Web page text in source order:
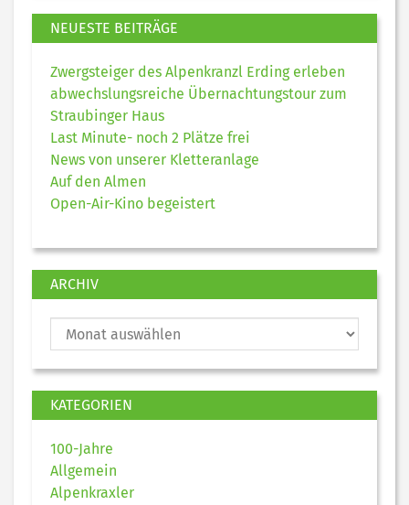
NEUESTE BEITRÄGE
Zwergsteiger des Alpenkranzl Erding erleben
abwechslungsreiche Übernachtungstour zum
Straubinger Haus
Last Minute- noch 2 Plätze frei
News von unserer Kletteranlage
Auf den Almen
Open-Air-Kino begeistert
ARCHIV
KATEGORIEN
100-Jahre
Allgemein
Alpenkraxler